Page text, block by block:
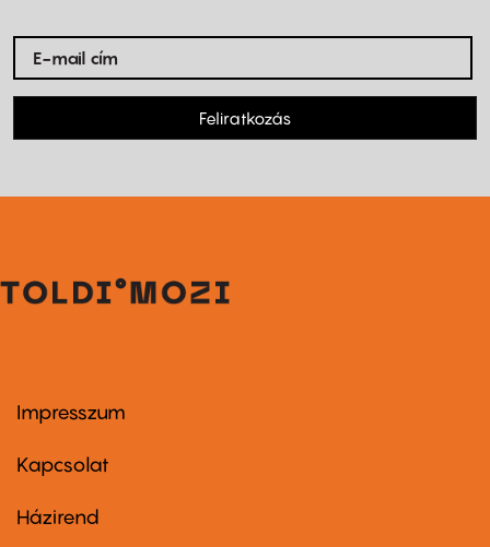
Feliratkozás
Footer
first
Impresszum
Kapcsolat
Footer
Házirend